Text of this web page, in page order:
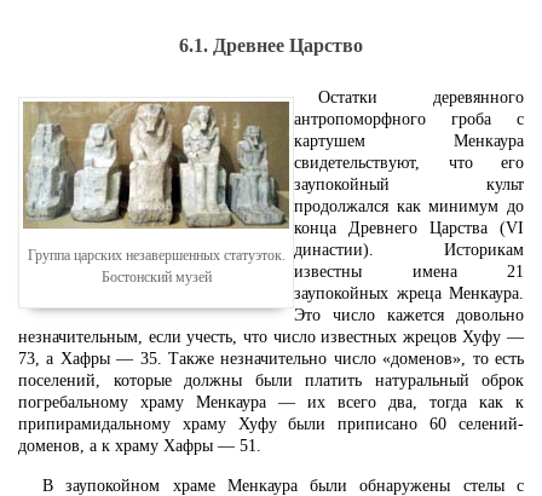
6.1. Древнее Царство
Группа царских незавершенных статуэток.
Бостонский музей
Остатки деревянного
антропоморфного гроба с
картушем Менкаура
свидетельствуют, что его
заупокойный культ
продолжался как минимум до
конца Древнего Царства (VI
династии). Историкам
известны имена 21
заупокойных жреца Менкаура.
Это число кажется довольно
незначительным, если учесть, что число известных жрецов Хуфу —
73, а Хафры — 35. Также незначительно число «доменов», то есть
поселений, которые должны были платить натуральный оброк
погребальному храму Менкаура — их всего два, тогда как к
припирамидальному храму Хуфу были приписано 60 селений-
доменов, а к храму Хафры — 51.
В заупокойном храме Менкаура были обнаружены стелы с